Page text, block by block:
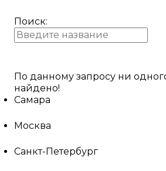
Поиск:
По данному запросу ни
найдено!
Самара
Москва
Санкт-Петербург